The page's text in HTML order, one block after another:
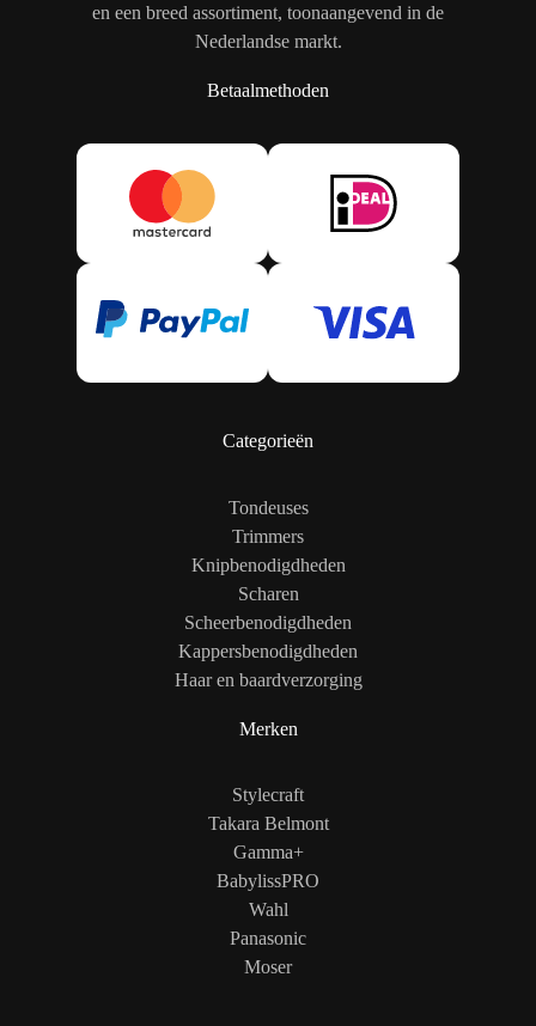
en een breed assortiment, toonaangevend in de
Nederlandse markt.
Betaalmethoden
Categorieën
Tondeuses
Trimmers
Knipbenodigdheden
Scharen
Scheerbenodigdheden
Kappersbenodigdheden
Haar en baardverzorging
Merken
Stylecraft
Takara Belmont
Gamma+
BabylissPRO
Wahl
Panasonic
Moser